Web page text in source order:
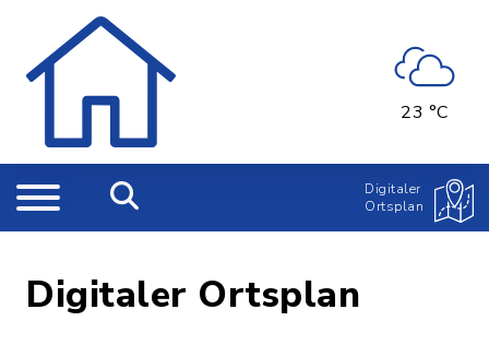
23 °C
Digitaler
Ortsplan
Digitaler Ortsplan